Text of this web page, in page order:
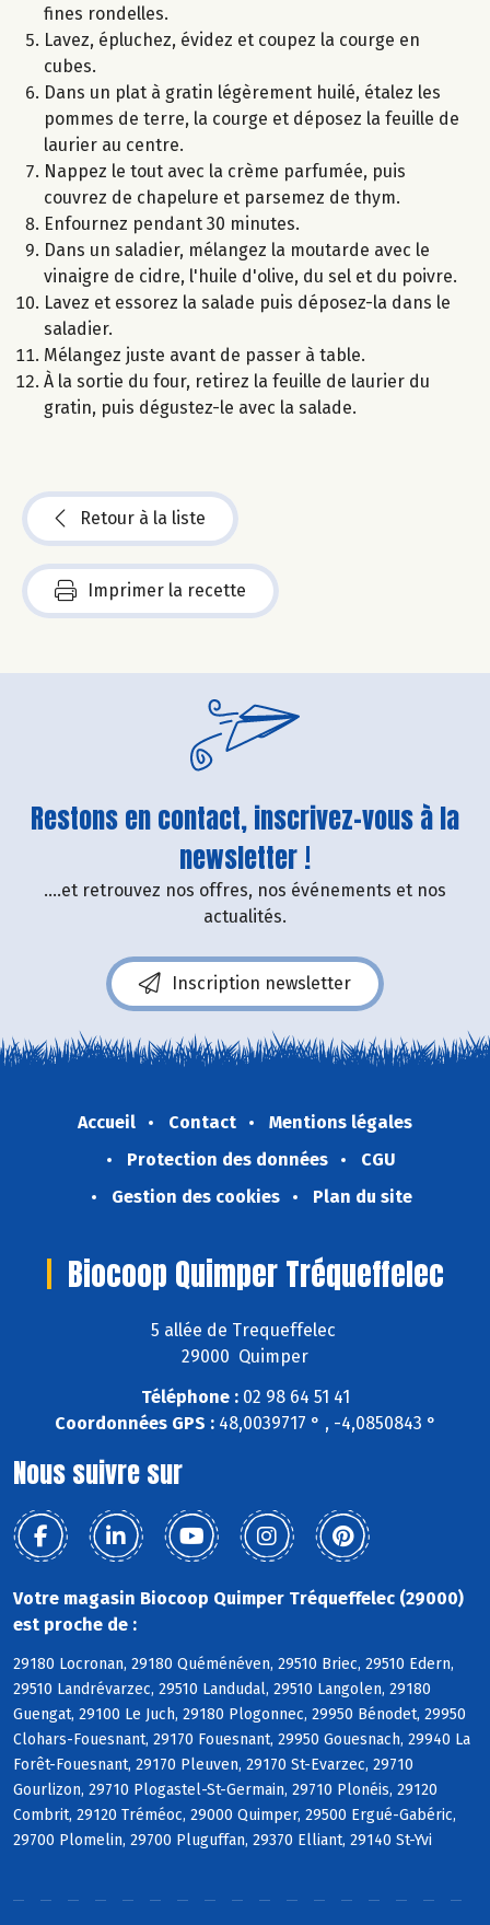
fines rondelles.
Lavez, épluchez, évidez et coupez la courge en
cubes.
Dans un plat à gratin légèrement huilé, étalez les
pommes de terre, la courge et déposez la feuille de
laurier au centre.
Nappez le tout avec la crème parfumée, puis
couvrez de chapelure et parsemez de thym.
Enfournez pendant 30 minutes.
Dans un saladier, mélangez la moutarde avec le
vinaigre de cidre, l'huile d'olive, du sel et du poivre.
Lavez et essorez la salade puis déposez-la dans le
saladier.
Mélangez juste avant de passer à table.
À la sortie du four, retirez la feuille de laurier du
gratin, puis dégustez-le avec la salade.
Retour à la liste
Imprimer la recette
Restons en contact, inscrivez-vous à la
newsletter !
....et retrouvez nos offres, nos événements et nos
actualités.
Inscription newsletter
Accueil Contact
Mentions légales
Protection des données
CGU
Gestion des cookies
Plan du site
Biocoop Quimper Tréqueffelec
5 allée de Trequeffelec
29000 Quimper
Téléphone :02 98 64 51 41
Coordonnées GPS :48,0039717 ° , -4,0850843 °
Nous suivre sur
Votre magasin Biocoop Quimper Tréqueffelec (29000)
est proche de :
29180 Locronan, 29180 Quéménéven, 29510 Briec, 29510 Edern,
29510 Landrévarzec, 29510 Landudal, 29510 Langolen, 29180
Guengat, 29100 Le Juch, 29180 Plogonnec, 29950 Bénodet, 29950
Clohars-Fouesnant, 29170 Fouesnant, 29950 Gouesnach, 29940 La
Forêt-Fouesnant, 29170 Pleuven, 29170 St-Evarzec, 29710
Gourlizon, 29710 Plogastel-St-Germain, 29710 Plonéis, 29120
Combrit, 29120 Tréméoc, 29000 Quimper, 29500 Ergué-Gabéric,
29700 Plomelin, 29700 Pluguffan, 29370 Elliant, 29140 St-Yvi